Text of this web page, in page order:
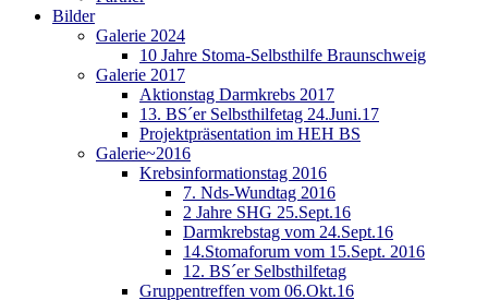
Bilder
Galerie 2024
10 Jahre Stoma-Selbsthilfe Braunschweig
Galerie 2017
Aktionstag Darmkrebs 2017
13. BS´er Selbsthilfetag 24.Juni.17
Projektpräsentation im HEH BS
Galerie~2016
Krebsinformationstag 2016
7. Nds-Wundtag 2016
2 Jahre SHG 25.Sept.16
Darmkrebstag vom 24.Sept.16
14.Stomaforum vom 15.Sept. 2016
12. BS´er Selbsthilfetag
Gruppentreffen vom 06.Okt.16